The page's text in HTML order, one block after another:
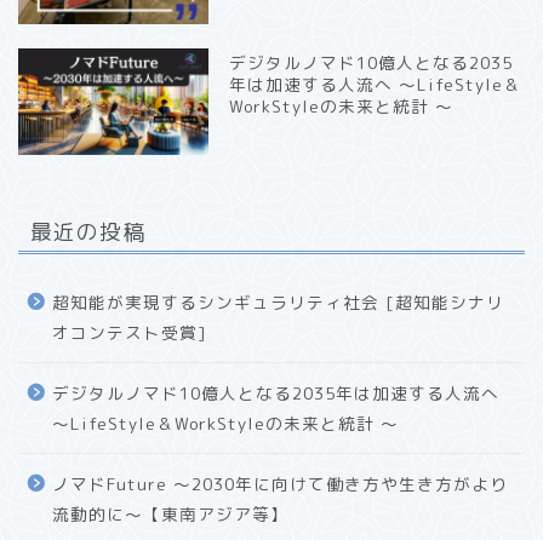
デジタルノマド10億人となる2035
年は加速する人流へ 〜LifeStyle＆
WorkStyleの未来と統計 〜
最近の投稿
超知能が実現するシンギュラリティ社会 [超知能シナリ
オコンテスト受賞]
デジタルノマド10億人となる2035年は加速する人流へ
〜LifeStyle＆WorkStyleの未来と統計 〜
ノマドFuture 〜2030年に向けて働き方や生き方がより
流動的に〜【東南アジア等】